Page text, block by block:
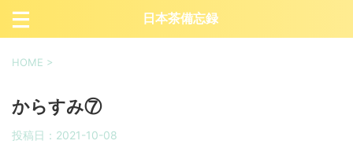
日本茶備忘録
HOME >
からすみ⑦
投稿日： 2021-10-08